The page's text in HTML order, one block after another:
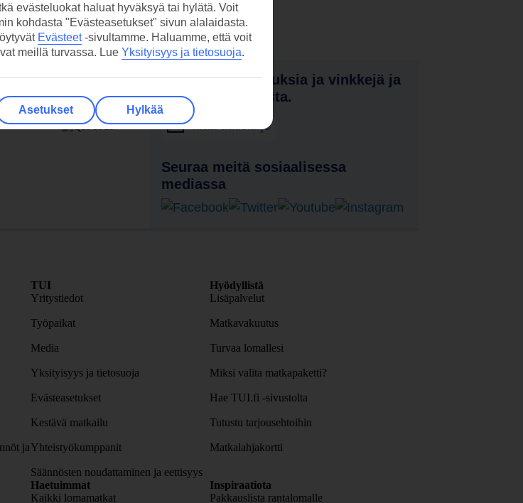
lukemalla
Vastaanota tarjouksia ja vinkkejä ja
tietoja uutuuksista.
Tilaa uutiskirje
Seuraa meitä sosiaalisessa
mediassa
ja
TUI
Yritystiedot
Työpaikat
Media
Yksityisyys ja tietosuoja
Evästeasetukset
Kestävä matkailu
Yhteistyökumppanit
Säännösten noudattaminen ja eettisyys
Hyödyllistä
Lisäpalvelut
Matkavakuutus
Turvaa lomallesi
Miksi valita matkapaketti?
Hae TUI.fi -sivustolta
Tutustu tarjousehtoihin
Matkalahjakortti
Haetuimmat
Kaikki lomamatkat
Inspiraatiota
Pakkauslista rantalomalle
evästeluokat haluat hyväksyä tai hylätä. Voit
kohdasta "Evästeasetukset" sivun alalaidasta.
Evästeet-sivultamme. Haluamme, että voit
meillä turvassa. Lue Yksityisyys ja tietosuoja.
Asetukset Hylkää